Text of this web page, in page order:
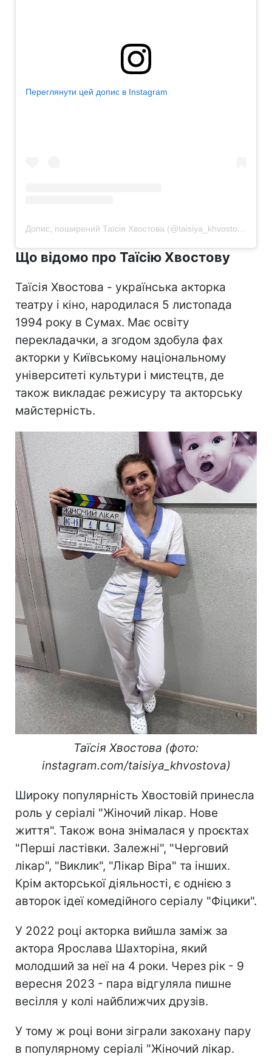
Переглянути цей допис в Instagram
Допис, поширений Таїсія Хвостова (@taisiya_khvostova)
Що відомо про Таїсію Хвостову
Таїсія Хвостова - українська акторка
театру і кіно, народилася 5 листопада
1994 року в Сумах. Має освіту
перекладачки, а згодом здобула фах
акторки у Київському національному
університеті культури і мистецтв, де
також викладає режисуру та акторську
майстерність.
Таїсія Хвостова (фото:
instagram.com/taisiya_khvostova)
Широку популярність Хвостовій принесла
роль у серіалі "Жіночий лікар. Нове
життя". Також вона знімалася у проєктах
"Перші ластівки. Залежні", "Черговий
лікар", "Виклик", "Лікар Віра" та інших.
Крім акторської діяльності, є однією з
авторок ідеї комедійного серіалу "Фіцики".
У 2022 році акторка вийшла заміж за
актора Ярослава Шахторіна, який
молодший за неї на 4 роки. Через рік - 9
вересня 2023 - пара відгуляла пишне
весілля у колі найближчих друзів.
У тому ж році вони зіграли закохану пару
в популярному серіалі "Жіночий лікар.